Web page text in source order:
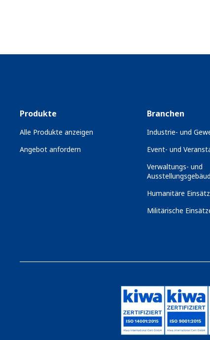
Produkte
Alle Produkte anzeigen
Angebot anfordern
Branchen
Industrie- und
Event- und
Verwaltungs- und
Humanitäre
Militärische